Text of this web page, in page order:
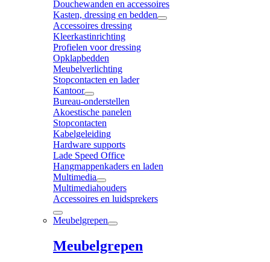
Douchewanden en accessoires
Kasten, dressing en bedden
Accessoires dressing
Kleerkastinrichting
Profielen voor dressing
Opklapbedden
Meubelverlichting
Stopcontacten en lader
Kantoor
Bureau-onderstellen
Akoestische panelen
Stopcontacten
Kabelgeleiding
Hardware supports
Lade Speed Office
Hangmappenkaders en laden
Multimedia
Multimediahouders
Accessoires en luidsprekers
Meubelgrepen
Meubelgrepen